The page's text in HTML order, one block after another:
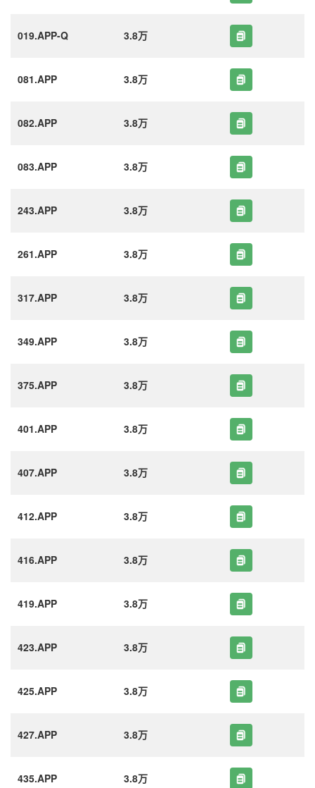
019.APP-Q 3.8万
081.APP 3.8万
082.APP 3.8万
083.APP 3.8万
243.APP 3.8万
261.APP 3.8万
317.APP 3.8万
349.APP 3.8万
375.APP 3.8万
401.APP 3.8万
407.APP 3.8万
412.APP 3.8万
416.APP 3.8万
419.APP 3.8万
423.APP 3.8万
425.APP 3.8万
427.APP 3.8万
435.APP 3.8万